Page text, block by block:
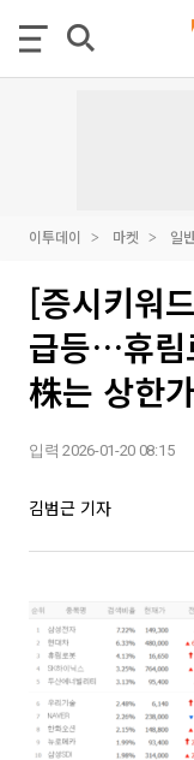
이투데이 마켓 일
[증시키워
급등…휴림
株는 상한
입력 2026-01-20 08:15
김범근 기자